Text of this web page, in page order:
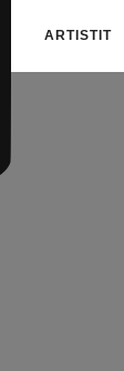
ARTISTIT